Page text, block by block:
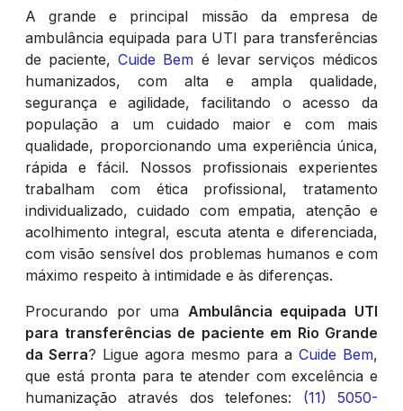
A grande e principal missão da empresa de
ambulância equipada para UTI para transferências
de paciente,Cuide Bem é levar serviços médicos
humanizados, com alta e ampla qualidade,
segurança e agilidade, facilitando o acesso da
população a um cuidado maior e com mais
qualidade, proporcionando uma experiência única,
rápida e fácil. Nossos profissionais experientes
trabalham com ética profissional, tratamento
individualizado, cuidado com empatia, atenção e
acolhimento integral, escuta atenta e diferenciada,
com visão sensível dos problemas humanos e com
máximo respeito à intimidade e às diferenças.
Procurando por uma Ambulância equipada UTI
para transferências de paciente em Rio Grande
da Serra? Ligue agora mesmo para a Cuide Bem,
que está pronta para te atender com excelência e
humanização através dos telefones: (11) 5050-